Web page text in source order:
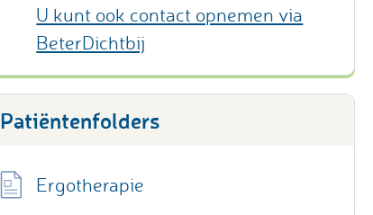
U kunt ook contact opnemen via
BeterDichtbij
Patiëntenfolders
Ergotherapie